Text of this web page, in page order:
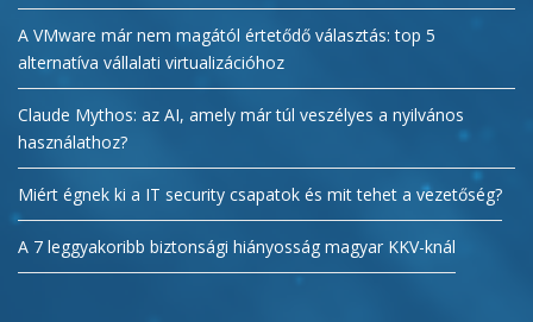
A VMware már nem magától értetődő választás: top 5
alternatíva vállalati virtualizációhoz
Claude Mythos: az AI, amely már túl veszélyes a nyilvános
használathoz?
Miért égnek ki a IT security csapatok és mit tehet a vezetőség?
A 7 leggyakoribb biztonsági hiányosság magyar KKV-knál